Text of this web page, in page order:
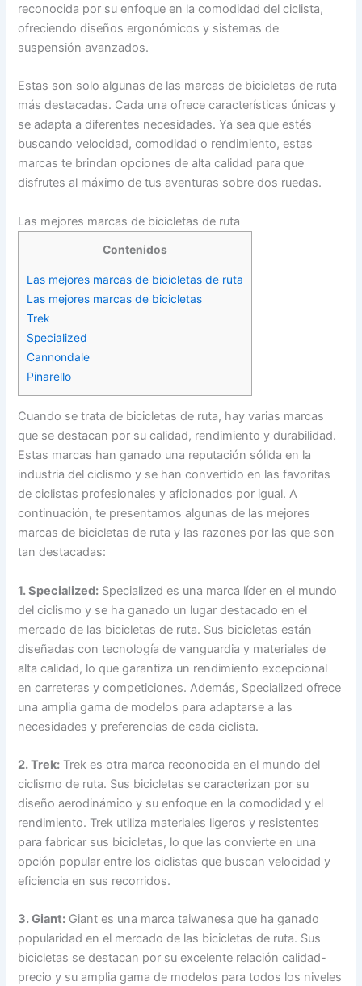
reconocida por su enfoque en la comodidad del ciclista,
ofreciendo diseños ergonómicos y sistemas de
suspensión avanzados.
Estas son solo algunas de las marcas de bicicletas de ruta
más destacadas. Cada una ofrece características únicas y
se adapta a diferentes necesidades. Ya sea que estés
buscando velocidad, comodidad o rendimiento, estas
marcas te brindan opciones de alta calidad para que
disfrutes al máximo de tus aventuras sobre dos ruedas.
Las mejores marcas de bicicletas de ruta
Contenidos
Las mejores marcas de bicicletas de ruta
Las mejores marcas de bicicletas
Trek
Specialized
Cannondale
Pinarello
Cuando se trata de bicicletas de ruta, hay varias marcas
que se destacan por su calidad, rendimiento y durabilidad.
Estas marcas han ganado una reputación sólida en la
industria del ciclismo y se han convertido en las favoritas
de ciclistas profesionales y aficionados por igual. A
continuación, te presentamos algunas de las mejores
marcas de bicicletas de ruta y las razones por las que son
tan destacadas:
1. Specialized: Specialized es una marca líder en el mundo
del ciclismo y se ha ganado un lugar destacado en el
mercado de las bicicletas de ruta. Sus bicicletas están
diseñadas con tecnología de vanguardia y materiales de
alta calidad, lo que garantiza un rendimiento excepcional
en carreteras y competiciones. Además, Specialized ofrece
una amplia gama de modelos para adaptarse a las
necesidades y preferencias de cada ciclista.
2. Trek: Trek es otra marca reconocida en el mundo del
ciclismo de ruta. Sus bicicletas se caracterizan por su
diseño aerodinámico y su enfoque en la comodidad y el
rendimiento. Trek utiliza materiales ligeros y resistentes
para fabricar sus bicicletas, lo que las convierte en una
opción popular entre los ciclistas que buscan velocidad y
eficiencia en sus recorridos.
3. Giant: Giant es una marca taiwanesa que ha ganado
popularidad en el mercado de las bicicletas de ruta. Sus
bicicletas se destacan por su excelente relación calidad-
precio y su amplia gama de modelos para todos los niveles